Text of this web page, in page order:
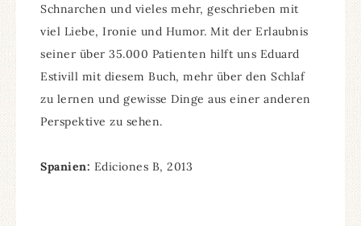
Schnarchen und vieles mehr, geschrieben mit
viel Liebe, Ironie und Humor. Mit der Erlaubnis
seiner über 35.000 Patienten hilft uns Eduard
Estivill mit diesem Buch, mehr über den Schlaf
zu lernen und gewisse Dinge aus einer anderen
Perspektive zu sehen.
Spanien: Ediciones B, 2013